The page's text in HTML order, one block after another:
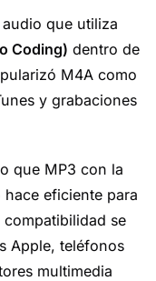
que utiliza
Coding) dentro de
M4A como
y grabaciones
que MP3 con la
eficiente para
se
Apple, teléfonos
multimedia